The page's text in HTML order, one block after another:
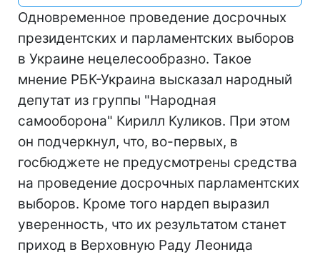
Одновременное проведение досрочных
президентских и парламентских выборов
в Украине нецелесообразно. Такое
мнение РБК-Украина высказал народный
депутат из группы "Народная
самооборона" Кирилл Куликов. При этом
он подчеркнул, что, во-первых, в
госбюджете не предусмотрены средства
на проведение досрочных парламентских
выборов. Кроме того нардеп выразил
уверенность, что их результатом станет
приход в Верховную Раду Леонида